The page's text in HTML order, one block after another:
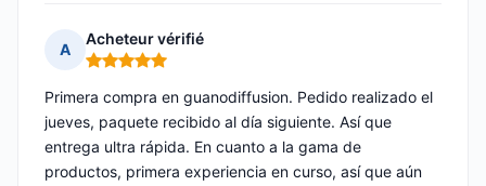
A
Acheteur vérifié
Nota: 5 de 5
Primera compra en guanodiffusion. Pedido realizado el
jueves, paquete recibido al día siguiente. Así que
entrega ultra rápida. En cuanto a la gama de
productos, primera experiencia en curso, así que aún